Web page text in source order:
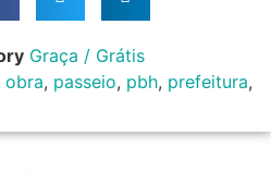
Graça / Grátis
obra, passeio, pbh, prefeitura,